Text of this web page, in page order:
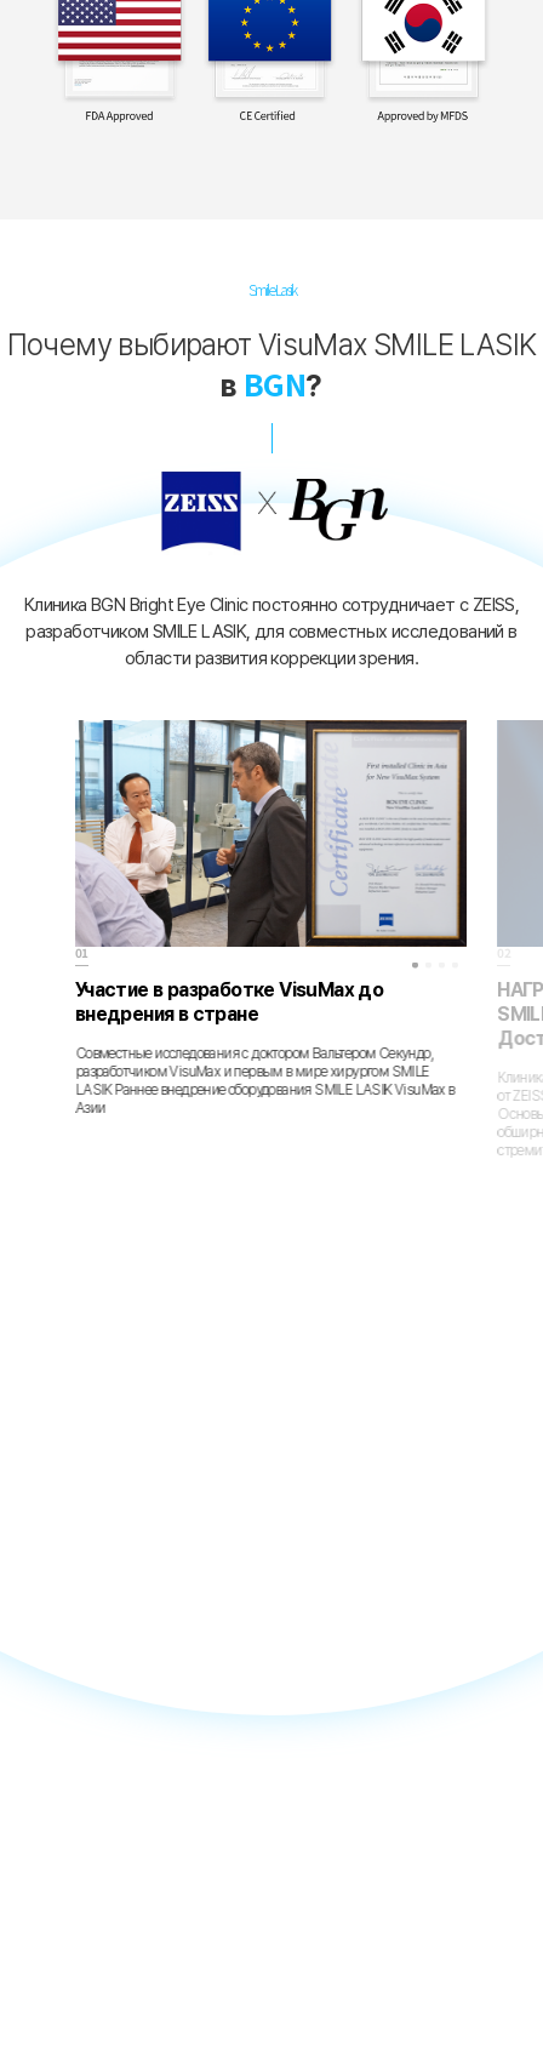
Smile Lasik
Почему выбирают VisuMax SMILE LASIK
в BGN?
Клиника BGN Bright Eye Clinic постоянно сотрудничает с ZEISS,
разработчиком SMILE LASIK, для совместных исследований в
области развития коррекции зрения.
01
Участие в разработке VisuMax до
внедрения в стране
Совместные исследования с доктором Вальтером Секундо,
разработчиком VisuMax и первым в мире хирургом SMILE
LASIK Раннее внедрение оборудования SMILE LASIK VisuMax в
Азии
02
от